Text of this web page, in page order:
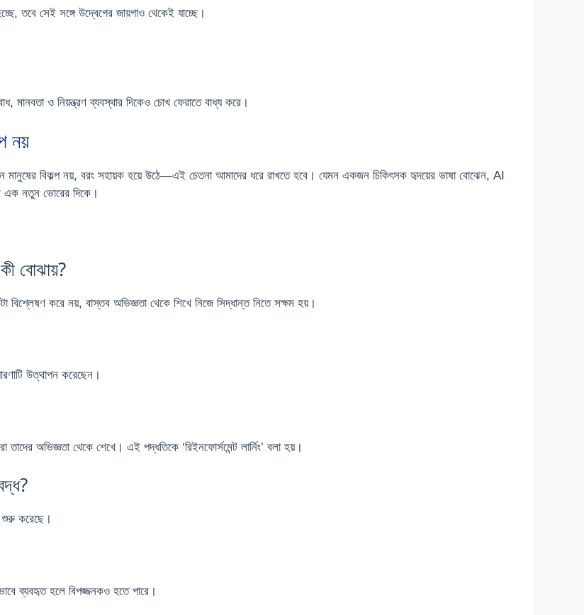
তবে সেই সঙ্গে উদ্বেগের জায়গাও থেকেই যাচ্ছে।
ও নিয়ন্ত্রণ ব্যবস্থার দিকেও চোখ ফেরাতে বাধ্য করে।
নয়
মানুষের বিকল্প নয়, বরং সহায়ক হয়ে উঠে—এই চেতনা আমাদের ধরে রাখতে হবে। যেমন একজন চিকিৎসক হৃদয়ের ভাষা বোঝেন, AI
এক নতুন ভোরের দিকে।
বোঝায়?
করে নয়, বাস্তব অভিজ্ঞতা থেকে শিখে নিজে সিদ্ধান্ত নিতে সক্ষম হয়।
উত্থাপন করেছেন।
তাদের অভিজ্ঞতা থেকে শেখে। এই পদ্ধতিকে ‘রিইনফোর্সমেন্ট লার্নিং’ বলা হয়।
শুরু করেছে।
ব্যবহৃত হলে বিপজ্জনকও হতে পারে।